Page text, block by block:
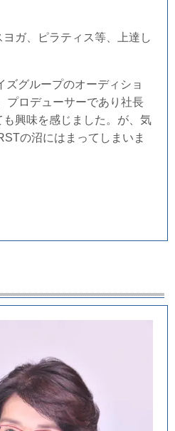
ガ、ピラティス等、上達し
ズグループのオーディショ
プロデューサーであり社長
興味を感じました。が、気
の沼にはまってしまいま